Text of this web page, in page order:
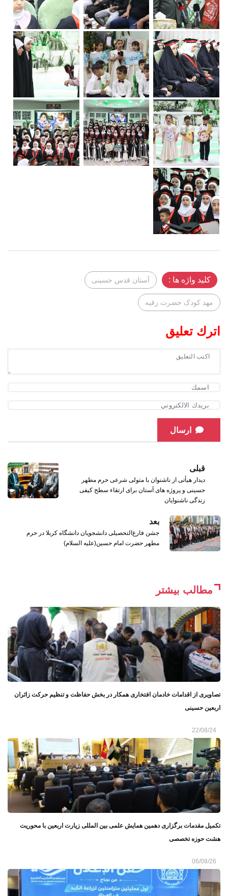
کلید واژه ها : آستان قدس حسینی
مهد کودک حضرت رقیه
اترك تعليق
ارسال
قبلی
دیدار هیأتی از ناشنوان با متولی شرعی حرم مطهر
حسینی و پروژه های آستان برای ارتقاء سطح کیفی
زندگی ناشنوایان
بعد
جشن فارغ‌التحصیلی دانشجویان دانشگاه کربلا در حرم
مطهر حضرت امام حسین(علیه السلام)
مطالب بیشتر
تصاویری از اقدامات خادمان افتخاری همکار در بخش حفاظت و تنظیم حرکت زائران
اربعین حسینی
22/08/24
تکمیل مقدمات برگزاری دهمین همایش علمی بین المللی زیارت اربعین با محوریت
هشت حوزه تخصصی
06/08/26